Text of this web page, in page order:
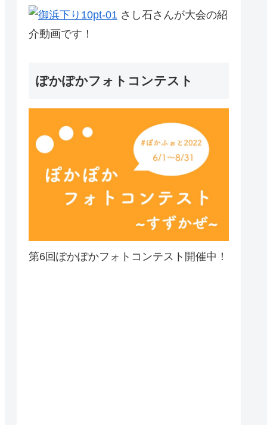
さし石さんが大会の紹
介動画です！
ぽかぽかフォトコンテスト
第6回ぽかぽかフォトコンテスト開催中！